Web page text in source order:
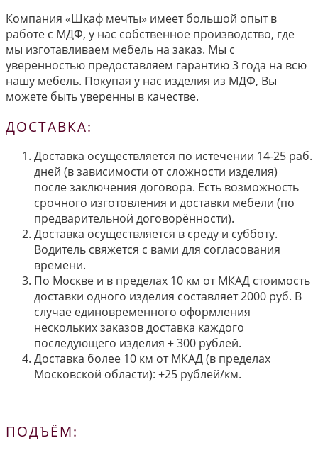
Компания «Шкаф мечты» имеет большой опыт в
работе с МДФ, у нас собственное производство, где
мы изготавливаем мебель на заказ. Мы с
уверенностью предоставляем гарантию 3 года на всю
нашу мебель. Покупая у нас изделия из МДФ, Вы
можете быть уверенны в качестве.
ДОСТАВКА:
Доставка осуществляется по истечении 14-25 раб.
дней (в зависимости от сложности изделия)
после заключения договора. Есть возможность
срочного изготовления и доставки мебели (по
предварительной договорённости).
Доставка осуществляется в среду и субботу.
Водитель свяжется с вами для согласования
времени.
По Москве и в пределах 10 км от МКАД стоимость
доставки одного изделия составляет 2000 руб. В
случае единовременного оформления
нескольких заказов доставка каждого
последующего изделия + 300 рублей.
Доставка более 10 км от МКАД (в пределах
Московской области): +25 рублей/км.
ПОДЪЁМ: